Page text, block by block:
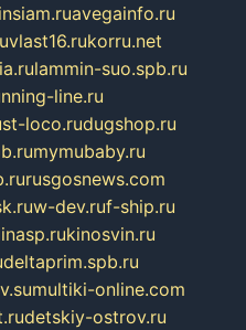
insiam.ruavegainfo.ru
vlast16.rukorru.net
lammin-suo.spb.ru
line.ru
loco.rudugshop.ru
mymubaby.ru
rusgosnews.com
w-dev.ruf-ship.ru
kinosvin.ru
deltaprim.spb.ru
multiki-online.com
detskiy-ostrov.ru